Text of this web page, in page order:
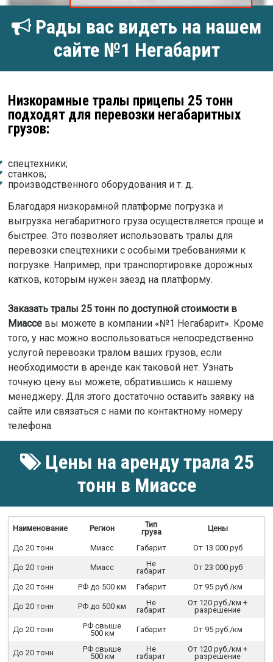
Рады вас видеть на нашем
сайте №1 Негабарит
Низкорамные тралы прицепы 25 тонн
подходят для перевозки негабаритных
грузов:
спецтехники;
станков;
производственного оборудования и т. д.
Благодаря низкорамной платформе погрузка и
выгрузка негабаритного груза осуществляется проще и
быстрее. Это позволяет использовать тралы для
перевозки спецтехники с особыми требованиями к
погрузке. Например, при транспортировке дорожных
катков, которым нужен заезд на платформу.
Заказать тралы 25 тонн по доступной стоимости в
Миассевы можете в компании «№1 Негабарит». Кроме
того, у нас можно воспользоваться непосредственно
услугой перевозки тралом ваших грузов, если
необходимости в аренде как таковой нет. Узнать
точную цену вы можете, обратившись к нашему
менеджеру. Для этого достаточно оставить заявку на
сайте или связаться с нами по контактному номеру
телефона.
Цены на аренду трала 25
тонн в Миассе
Наименование Регион
Тип
груза
Цены
До 20 тонн Миасс Габарит От 13 000 руб
До 20 тонн Миасс
Не
габарит
От 23 000 руб
До 20 тонн РФ до 500 км Габарит От 95 руб./км
До 20 тонн РФ до 500 км
Не
габарит
От 120 руб./км +
разрешение
До 20 тонн
РФ свыше
500 км
Габарит От 95 руб./км
До 20 тонн
РФ свыше
500 км
Не
габарит
От 120 руб./км +
разрешение